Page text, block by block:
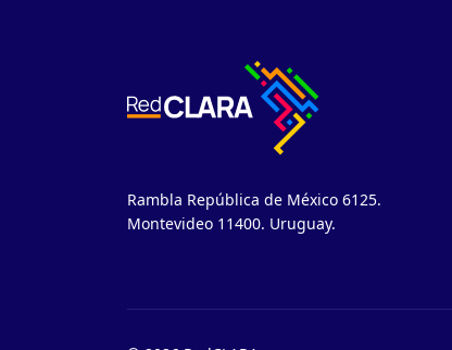
Rambla República de México 6125.
Montevideo 11400. Uruguay.